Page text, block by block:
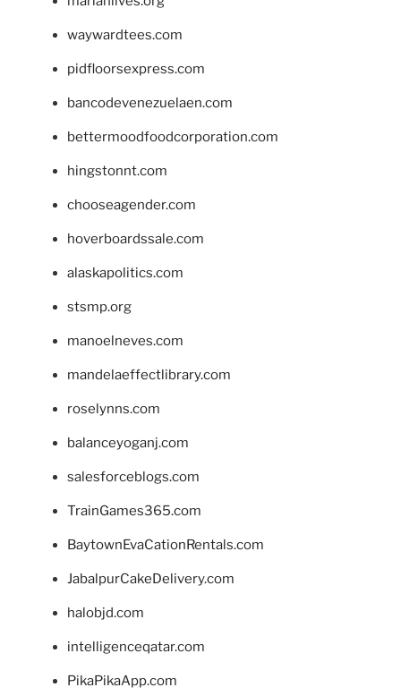
waywardtees.com
pidfloorsexpress.com
bancodevenezuelaen.com
bettermoodfoodcorporation.com
hingstonnt.com
chooseagender.com
hoverboardssale.com
alaskapolitics.com
stsmp.org
manoelneves.com
mandelaeffectlibrary.com
roselynns.com
balanceyoganj.com
salesforceblogs.com
TrainGames365.com
BaytownEvaCationRentals.com
JabalpurCakeDelivery.com
halobjd.com
intelligenceqatar.com
PikaPikaApp.com